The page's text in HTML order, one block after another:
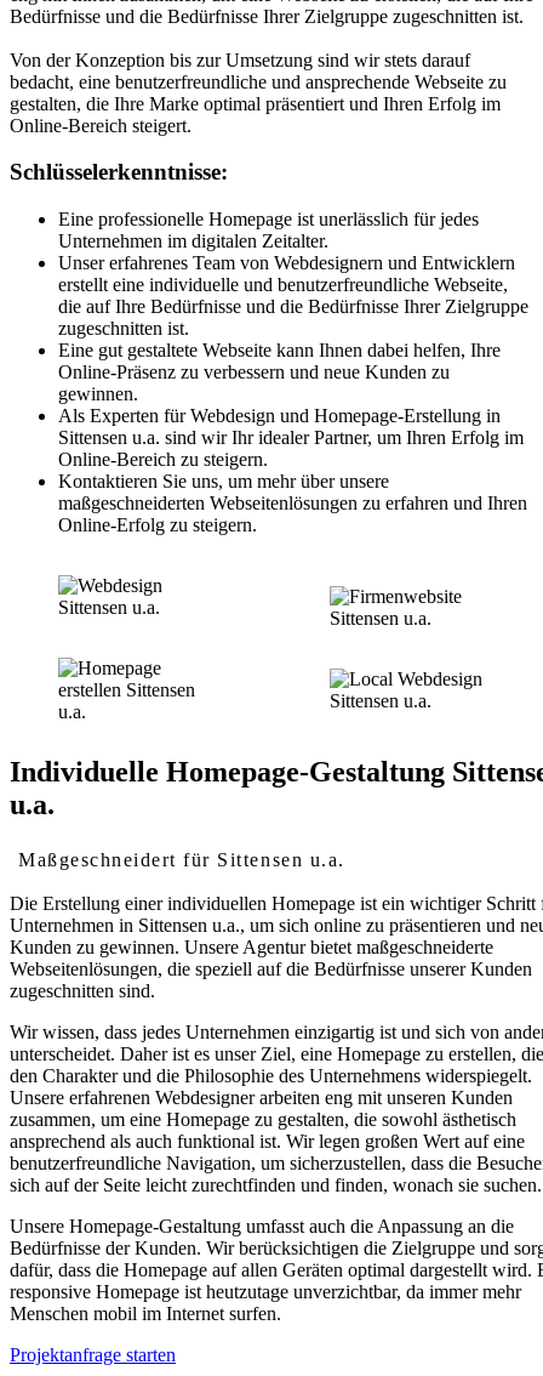
Bedürfnisse und die Bedürfnisse Ihrer Zielgruppe zugeschnitten ist.
Von der Konzeption bis zur Umsetzung sind wir stets darauf
bedacht, eine benutzerfreundliche und ansprechende Webseite zu
gestalten, die Ihre Marke optimal präsentiert und Ihren Erfolg im
Online-Bereich steigert.
Schlüsselerkenntnisse:
Eine professionelle Homepage ist unerlässlich für jedes
Unternehmen im digitalen Zeitalter.
Unser erfahrenes Team von Webdesignern und Entwicklern
erstellt eine individuelle und benutzerfreundliche Webseite,
die auf Ihre Bedürfnisse und die Bedürfnisse Ihrer Zielgruppe
zugeschnitten ist.
Eine gut gestaltete Webseite kann Ihnen dabei helfen, Ihre
Online-Präsenz zu verbessern und neue Kunden zu
gewinnen.
Als Experten für Webdesign und Homepage-Erstellung in
Sittensen u.a. sind wir Ihr idealer Partner, um Ihren Erfolg im
Online-Bereich zu steigern.
Kontaktieren Sie uns, um mehr über unsere
maßgeschneiderten Webseitenlösungen zu erfahren und Ihren
Online-Erfolg zu steigern.
Individuelle Homepage-Gestaltung
u.a.
Maßgeschneidert für Sittensen u.a.
Die Erstellung einer individuellen Homepage ist ein wichtiger Schritt
Unternehmen in Sittensen u.a., um sich online zu präsentieren und
Kunden zu gewinnen. Unsere Agentur bietet maßgeschneiderte
Webseitenlösungen, die speziell auf die Bedürfnisse unserer Kunden
zugeschnitten sind.
Wir wissen, dass jedes Unternehmen einzigartig ist und sich von
unterscheidet. Daher ist es unser Ziel, eine Homepage zu erstellen, die
den Charakter und die Philosophie des Unternehmens widerspiegelt.
Unsere erfahrenen Webdesigner arbeiten eng mit unseren Kunden
zusammen, um eine Homepage zu gestalten, die sowohl ästhetisch
ansprechend als auch funktional ist. Wir legen großen Wert auf eine
benutzerfreundliche Navigation, um sicherzustellen, dass die
sich auf der Seite leicht zurechtfinden und finden, wonach sie suchen.
Unsere Homepage-Gestaltung umfasst auch die Anpassung an die
Bedürfnisse der Kunden. Wir berücksichtigen die Zielgruppe und
dafür, dass die Homepage auf allen Geräten optimal dargestellt wird.
responsive Homepage ist heutzutage unverzichtbar, da immer mehr
Menschen mobil im Internet surfen.
Projektanfrage starten